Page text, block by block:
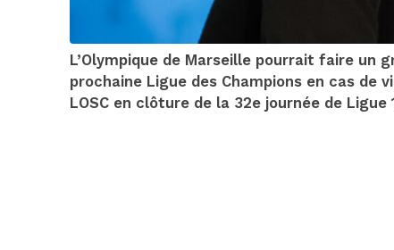
L’Olympique de Marseille pourrait faire un
prochaine Ligue des Champions en cas de
LOSC en clôture de la 32e journée de Ligue